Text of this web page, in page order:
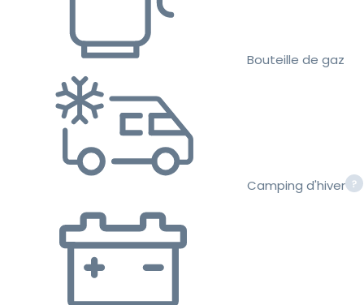
Bouteille de gaz
Camping d'hiver